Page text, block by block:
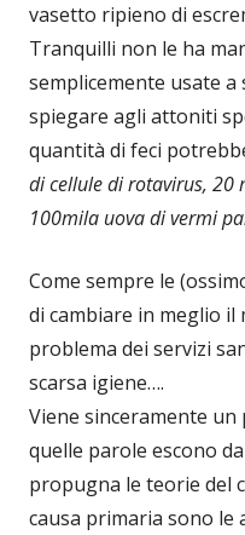
vasetto ripieno di
Tranquilli non le ha
semplicemente usate
spiegare agli attoniti
quantità di feci
di cellule di rotavirus, 20
100mila uova di vermi
Come sempre le
di cambiare in meglio il
problema dei servizi
scarsa igiene….
Viene sinceramente un
quelle parole escono
propugna le teorie del
causa primaria sono le